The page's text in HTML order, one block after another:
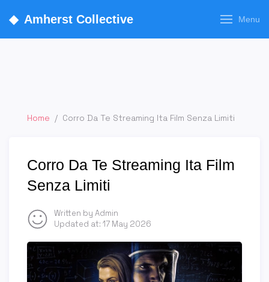
◆ Amherst Collective Menu
Home / Corro Da Te Streaming Ita Film Senza Limiti
Corro Da Te Streaming Ita Film
Senza Limiti
Written by Admin
Updated at: 17 May 2026